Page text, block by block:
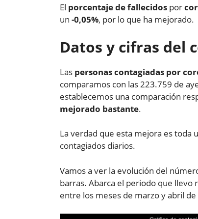
El porcentaje de fallecidos por
un -0,05%, por lo que ha mejorado.
Datos y cifras del
Las personas contagiadas por
comparamos con las 223.759 de
establecemos una comparación
mejorado bastante.
La verdad que esta mejora es toda
contagiados diarios.
Vamos a ver la evolución del
barras. Abarca el periodo que llevo
entre los meses de marzo y abril